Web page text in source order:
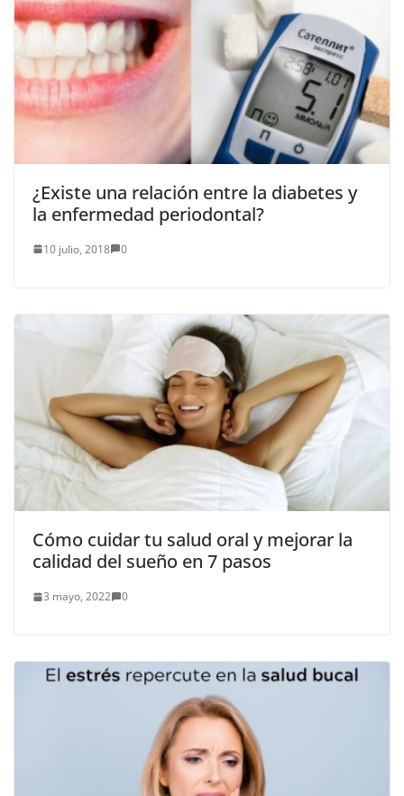
¿Existe una relación entre la diabetes y
la enfermedad periodontal?
10 julio, 2018 0
Cómo cuidar tu salud oral y mejorar la
calidad del sueño en 7 pasos
3 mayo, 2022 0